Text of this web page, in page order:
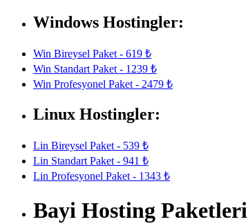
Windows Hostingler:
Win Bireysel Paket - 619 ₺
Win Standart Paket - 1239 ₺
Win Profesyonel Paket - 2479 ₺
Linux Hostingler:
Lin Bireysel Paket - 539 ₺
Lin Standart Paket - 941 ₺
Lin Profesyonel Paket - 1343 ₺
Bayi Hosting Paketleri